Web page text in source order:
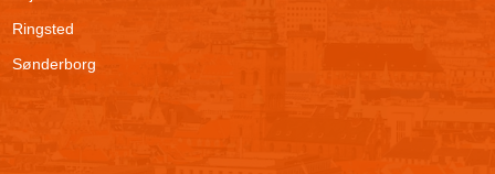
Ringsted
Sønderborg